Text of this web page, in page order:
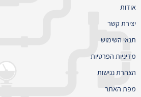
אודות
יצירת קשר
תנאי השימוש
מדיניות הפרטיות
הצהרת נגישות
מפת האתר